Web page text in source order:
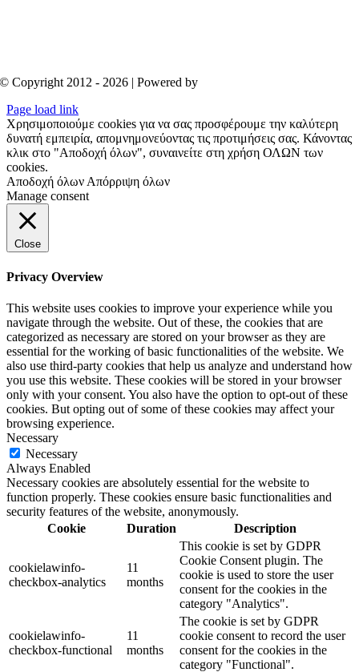
© Copyright 2012 - 2026 | Powered by
Page load link
Χρησιμοποιούμε cookies για να σας προσφέρουμε την καλύτερη
δυνατή εμπειρία, απομνημονεύοντας τις προτιμήσεις σας. Κάνοντας
κλικ στο "Αποδοχή όλων", συναινείτε στη χρήση ΟΛΩΝ των
cookies.
Αποδοχή όλων Απόρριψη όλων
Manage consent
Close
Privacy Overview
This website uses cookies to improve your experience while you
navigate through the website. Out of these, the cookies that are
categorized as necessary are stored on your browser as they are
essential for the working of basic functionalities of the website. We
also use third-party cookies that help us analyze and understand how
you use this website. These cookies will be stored in your browser
only with your consent. You also have the option to opt-out of these
cookies. But opting out of some of these cookies may affect your
browsing experience.
Necessary
Necessary
Always Enabled
Necessary cookies are absolutely essential for the website to
function properly. These cookies ensure basic functionalities and
security features of the website, anonymously.
Cookie
Duration Description
cookielawinfo-
checkbox-analytics
11
months
This cookie is set by GDPR
Cookie Consent plugin. The
cookie is used to store the user
consent for the cookies in the
category "Analytics".
cookielawinfo-
checkbox-functional
11
months
The cookie is set by GDPR
cookie consent to record the user
consent for the cookies in the
category "Functional".